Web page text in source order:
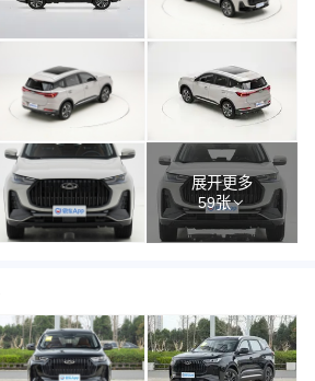
展开更多
59张